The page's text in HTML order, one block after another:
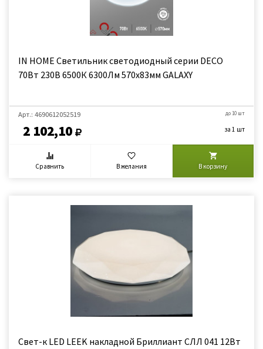
IN HOME Светильник светодиодный серии DECO
70Вт 230В 6500К 6300Лм 570х83мм GALAXY
Арт.: 4690612052519
2 102,10
до 10 шт
за 1 шт
Сравнить В желания В корзину
Свет-к LED LEEK накладной Бриллиант СЛЛ 041 12Вт